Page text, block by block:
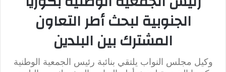
الجنوبية لبحث أطر التعاون
المشترك بين البلدين
وكيل مجلس النواب يلتقي بنائبة رئيس الجمعية الوطنية